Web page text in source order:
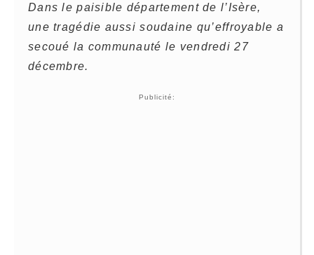
Dans le paisible département de l’Isère,
une tragédie aussi soudaine qu’effroyable a
secoué la communauté le vendredi 27
décembre.
Publicité: